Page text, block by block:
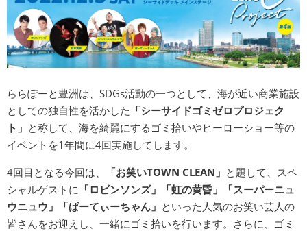
ららぽーと豊洲は、SDGs活動の一つとして、海が近い商業施設
としての独自性を活かした 「シーサイドゴミゼロプロジェク
ト」 と称して、海を綺麗にするゴミ拾いやヒーローショー等の
イベントを1年間に4回実施してします。
4回目となる今回は、
「お笑いTOWN CLEAN」 と題して、スペ
シャルゲストに 「ロビンソンズ」「虹の黄昏」「スーパーニュ
ウニュウ」「ぱーてぃーちゃん」 といった人気のお笑い芸人の
皆さんをお迎えし、一緒にゴミ拾いを行います。さらに、ゴミ